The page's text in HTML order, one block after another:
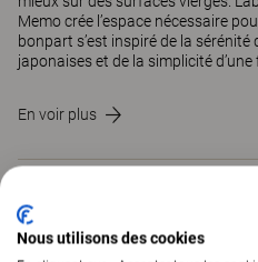
Memo crée l’espace nécessaire
bonpart s’est inspiré de la
japonaises et de la simplicité d’une
En voir plus
Nous utilisons des cookies